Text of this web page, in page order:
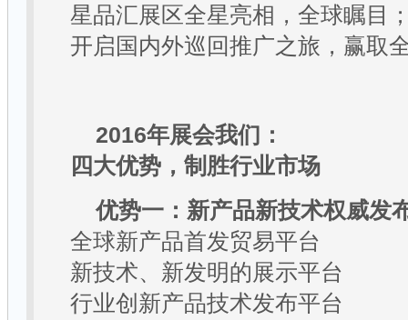
星品汇展区全星亮相，全球瞩目
开启国内外巡回推广之旅，赢取
2016年展会我们：
四大优势，制胜行业市场
优势一：新产品新技术权威发
全球新产品首发贸易平台
新技术、新发明的展示平台
行业创新产品技术发布平台